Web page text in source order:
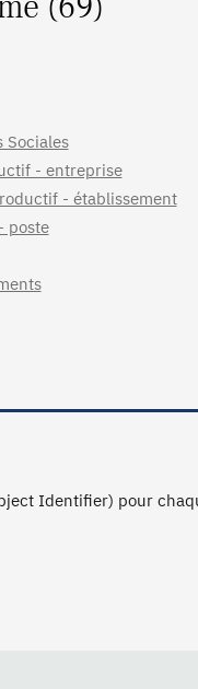
Sociales
- entreprise
- établissement
poste
Identifier) pour